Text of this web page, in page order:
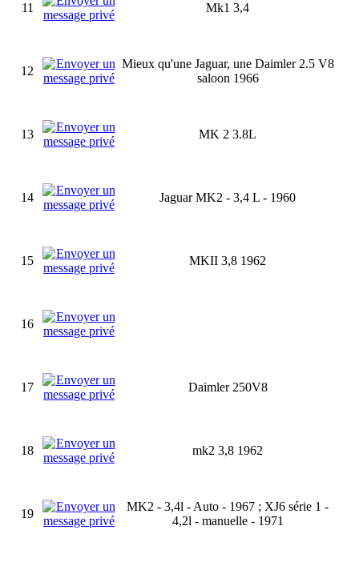
11 Mk1 3,4
12
Mieux qu'une Jaguar, une Daimler 2.5 V8
saloon 1966
13 MK 2 3.8L
14 Jaguar MK2 - 3,4 L - 1960
15 MKII 3,8 1962
16
17 Daimler 250V8
18 mk2 3,8 1962
19
MK2 - 3,4l - Auto - 1967 ; XJ6 série 1 -
4,2l - manuelle - 1971